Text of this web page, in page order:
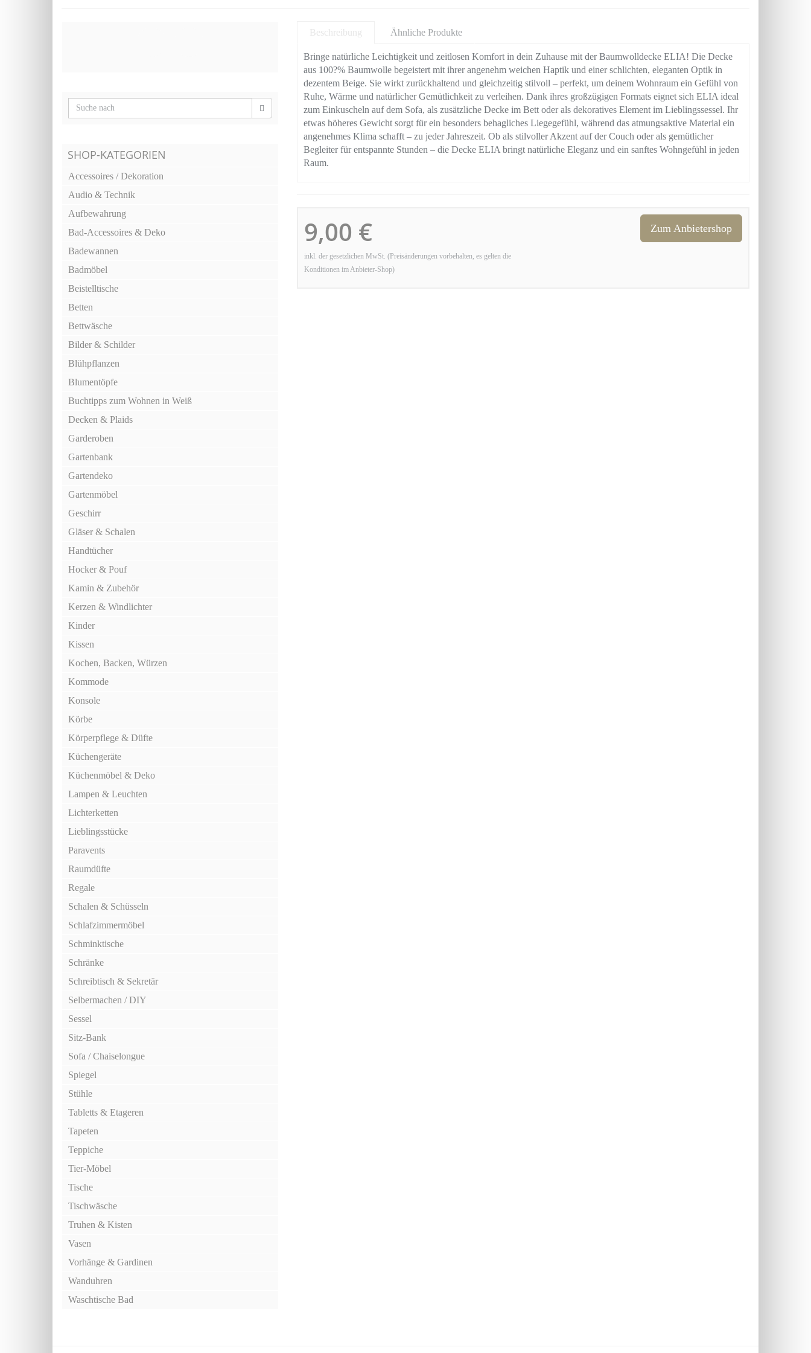
Beschreibung Ähnliche Produkte
Bringe natürliche Leichtigkeit und zeitlosen Komfort in dein Zuhause mit der Baumwolldecke ELIA! Die Decke
aus 100?% Baumwolle begeistert mit ihrer angenehm weichen Haptik und einer schlichten, eleganten Optik in
dezentem Beige. Sie wirkt zurückhaltend und gleichzeitig stilvoll – perfekt, um deinem Wohnraum ein Gefühl von
Ruhe, Wärme und natürlicher Gemütlichkeit zu verleihen. Dank ihres großzügigen Formats eignet sich ELIA ideal
zum Einkuscheln auf dem Sofa, als zusätzliche Decke im Bett oder als dekoratives Element im Lieblingssessel. Ihr
etwas höheres Gewicht sorgt für ein besonders behagliches Liegegefühl, während das atmungsaktive Material ein
angenehmes Klima schafft – zu jeder Jahreszeit. Ob als stilvoller Akzent auf der Couch oder als gemütlicher
Begleiter für entspannte Stunden – die Decke ELIA bringt natürliche Eleganz und ein sanftes Wohngefühl in jeden
Raum.
9,00 €
inkl. der gesetzlichen MwSt. (Preisänderungen vorbehalten, es gelten die
Konditionen im Anbieter-Shop)
Zum Anbietershop
SHOP-KATEGORIEN
Accessoires / Dekoration
Audio & Technik
Aufbewahrung
Bad-Accessoires & Deko
Badewannen
Badmöbel
Beistelltische
Betten
Bettwäsche
Bilder & Schilder
Blühpflanzen
Blumentöpfe
Buchtipps zum Wohnen in Weiß
Decken & Plaids
Garderoben
Gartenbank
Gartendeko
Gartenmöbel
Geschirr
Gläser & Schalen
Handtücher
Hocker & Pouf
Kamin & Zubehör
Kerzen & Windlichter
Kinder
Kissen
Kochen, Backen, Würzen
Kommode
Konsole
Körbe
Körperpflege & Düfte
Küchengeräte
Küchenmöbel & Deko
Lampen & Leuchten
Lichterketten
Lieblingsstücke
Paravents
Raumdüfte
Regale
Schalen & Schüsseln
Schlafzimmermöbel
Schminktische
Schränke
Schreibtisch & Sekretär
Selbermachen / DIY
Sessel
Sitz-Bank
Sofa / Chaiselongue
Spiegel
Stühle
Tabletts & Etageren
Tapeten
Teppiche
Tier-Möbel
Tische
Tischwäsche
Truhen & Kisten
Vasen
Vorhänge & Gardinen
Wanduhren
Waschtische Bad